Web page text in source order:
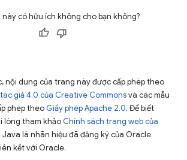
có hữu ích không cho bạn không?
nội dung của trang này được cấp phép theo
giả 4.0 của Creative Commonsvà các mẫu
phép theo Giấy phép Apache 2.0. Để biết
lòng tham khảo Chính sách trang web của
. Java là nhãn hiệu đã đăng ký của Oracle
kết với Oracle.